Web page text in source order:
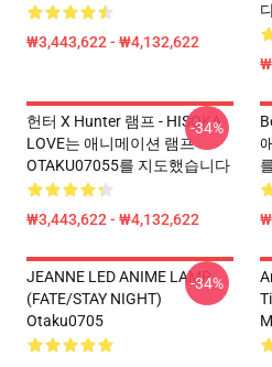
₩3,443,622 - ₩4,132,622
헌터 X Hunter 램프 - HISOKA
LOVE는 애니메이션 램프
OTAKU07055를 지도했습니다
₩3,443,622 - ₩4,132,622
-34%
JEANNE LED ANIME LAMP
(FATE/STAY NIGHT)
Otaku0705
-34%